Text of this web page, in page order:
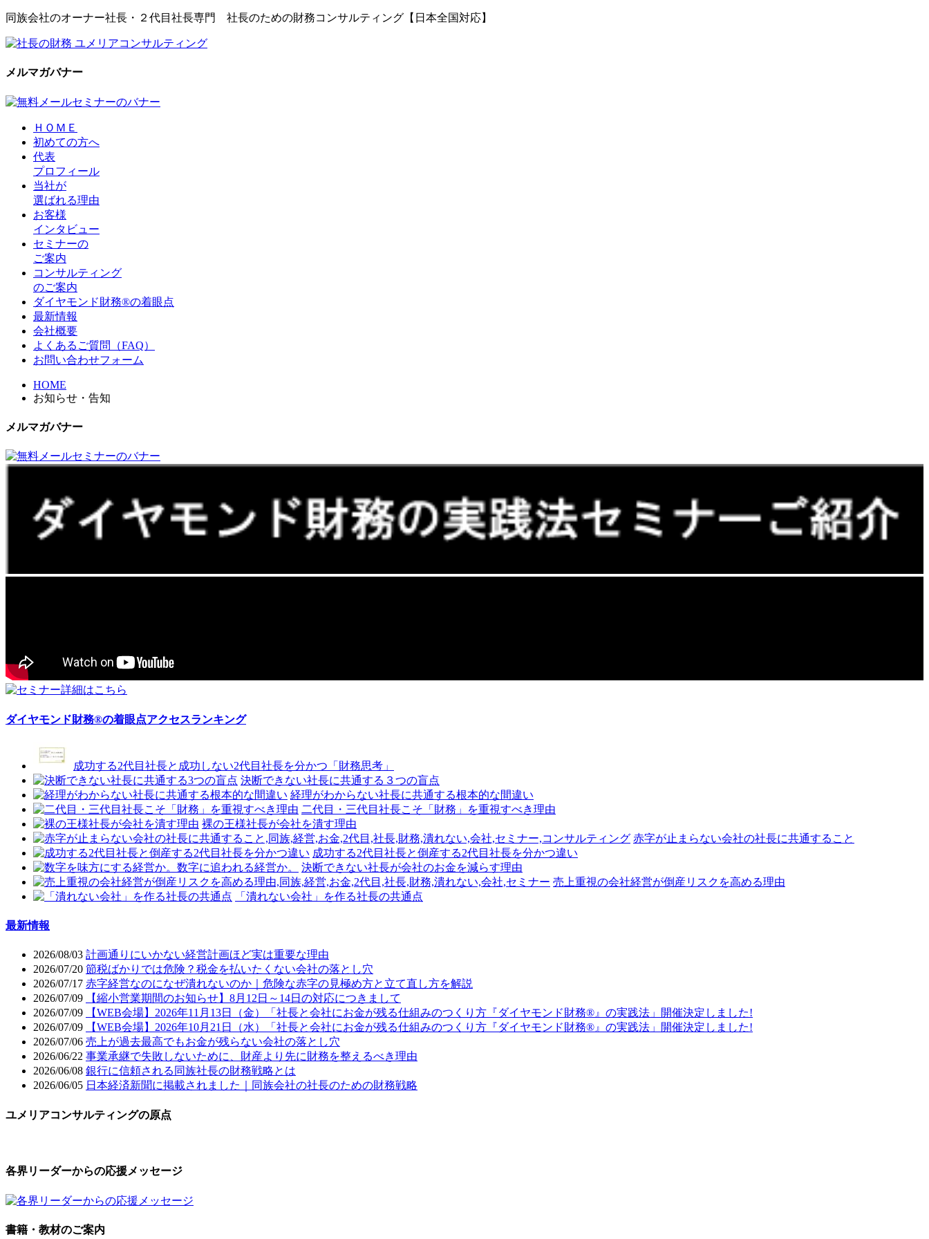
同族会社のオーナー社長・２代目社長専門 社長のための財務コンサルティング【日本全国対応】
メルマガバナー
ＨＯＭＥ
初めての方へ
代表
プロフィール
当社が
選ばれる理由
お客様
インタビュー
セミナーの
ご案内
コンサルティング
のご案内
ダイヤモンド財務®の着眼点
最新情報
会社概要
よくあるご質問（FAQ）
お問い合わせフォーム
HOME
お知らせ・告知
メルマガバナー
ダイヤモンド財務®の着眼点アクセスランキング
成功する2代目社長と成功しない2代目社長を分かつ「財務思考」
決断できない社長に共通する３つの盲点
経理がわからない社長に共通する根本的な間違い
二代目・三代目社長こそ「財務」を重視すべき理由
裸の王様社長が会社を潰す理由
赤字が止まらない会社の社長に共通すること
成功する2代目社長と倒産する2代目社長を分かつ違い
決断できない社長が会社のお金を減らす理由
売上重視の会社経営が倒産リスクを高める理由
「潰れない会社」を作る社長の共通点
最新情報
2026/08/03 計画通りにいかない経営計画ほど実は重要な理由
2026/07/20 節税ばかりでは危険？税金を払いたくない会社の落とし穴
2026/07/17 赤字経営なのになぜ潰れないのか｜危険な赤字の見極め方と立て直し方を解説
2026/07/09
【縮小営業期間のお知らせ】8月12日～14日の対応につきまして
2026/07/09
【WEB会場】2026年11月13日（金）「社長と会社にお金が残る仕組みのつくり方『ダイヤモンド財務®』の実践法」開催決定しました!
2026/07/09
【WEB会場】2026年10月21日（水）「社長と会社にお金が残る仕組みのつくり方『ダイヤモンド財務®』の実践法」開催決定しました!
2026/07/06 売上が過去最高でもお金が残らない会社の落とし穴
2026/06/22 事業承継で失敗しないために、財産より先に財務を整えるべき理由
2026/06/08 銀行に信頼される同族社長の財務戦略とは
2026/06/05 日本経済新聞に掲載されました｜同族会社の社長のための財務戦略
ユメリアコンサルティングの原点
各界リーダーからの応援メッセージ
書籍・教材のご案内